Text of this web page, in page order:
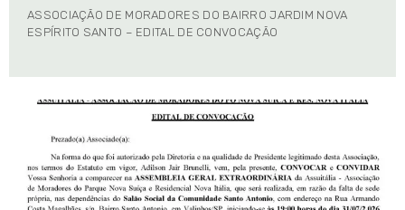
ASSOCIAÇÃO DE MORADORES DO BAIRRO JARDIM NOVA
ESPÍRITO SANTO – EDITAL DE CONVOCAÇÃO